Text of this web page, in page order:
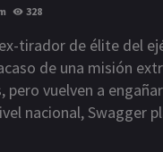
328
tirador de élite del
de una misión
vuelven a
nacional, Swagger